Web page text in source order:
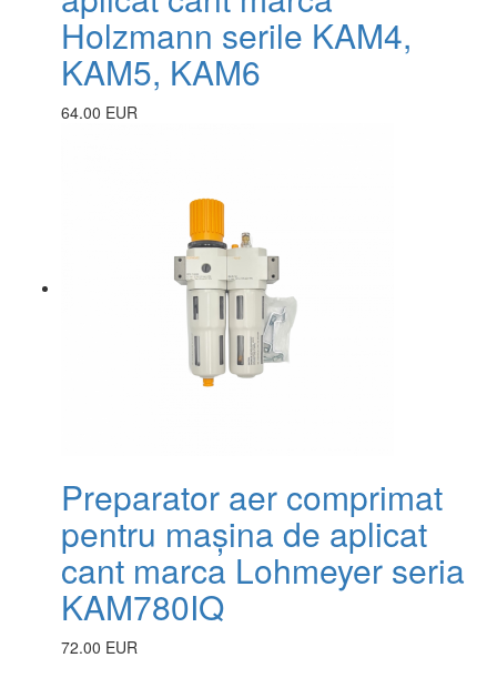
Holzmann serile KAM4,
KAM5, KAM6
64.00 EUR
Preparator aer comprimat
pentru mașina de aplicat
cant marca Lohmeyer seria
KAM780IQ
72.00 EUR